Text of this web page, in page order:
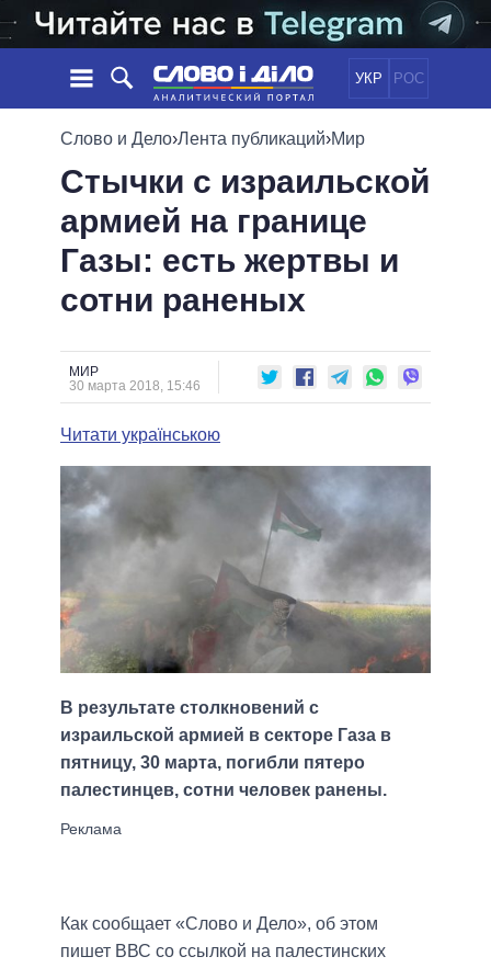
УКР РОС
НОВОСТИ
ЛЕНТА
СОБЫТИЯ
СТАТЬИ
ОБЗОРЫ
ДАЙДЖЕСТЫ
ПОЛИТИКА
ЭКОНОМИКА
ОБЩЕСТВО
МИР
ОБЕЩАНИЯ
ПОЛИТИКИ
ПРЕЗИДЕНТ И ОФИС
ВЕРХОВНАЯ РАДА
КАБИНЕТ МИНИСТРОВ
МЭРЫ
ВСЕ ПЕРСОНЫ
ИНФОГРАФИКА
ПОДДЕРЖАТЬ
СРАВНЕНИЕ ПОЛИТИКОВ
Слово и Дело›Лента публикаций›Мир
Стычки с израильской
армией на границе
Газы: есть жертвы и
сотни раненых
МИР
30 марта 2018, 15:46
Читати українською
В результате столкновений с
израильской армией в секторе Газа в
пятницу, 30 марта, погибли пятеро
палестинцев, сотни человек ранены.
Как сообщает «Слово и Дело», об этом
пишет ВВС со ссылкой на палестинских